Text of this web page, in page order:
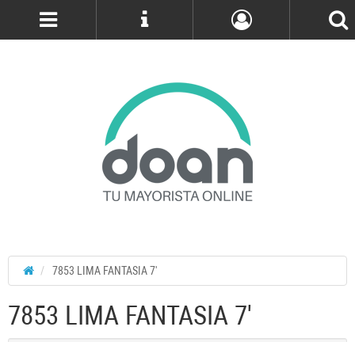
7853 LIMA FANTASIA 7'
7853 LIMA FANTASIA 7'